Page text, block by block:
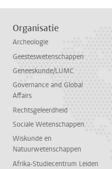
Organisatie
Archeologie
Geesteswetenschappen
Geneeskunde/LUMC
Governance and Global
Affairs
Rechtsgeleerdheid
Sociale Wetenschappen
Wiskunde en
Natuurwetenschappen
Afrika-Studiecentrum Leiden